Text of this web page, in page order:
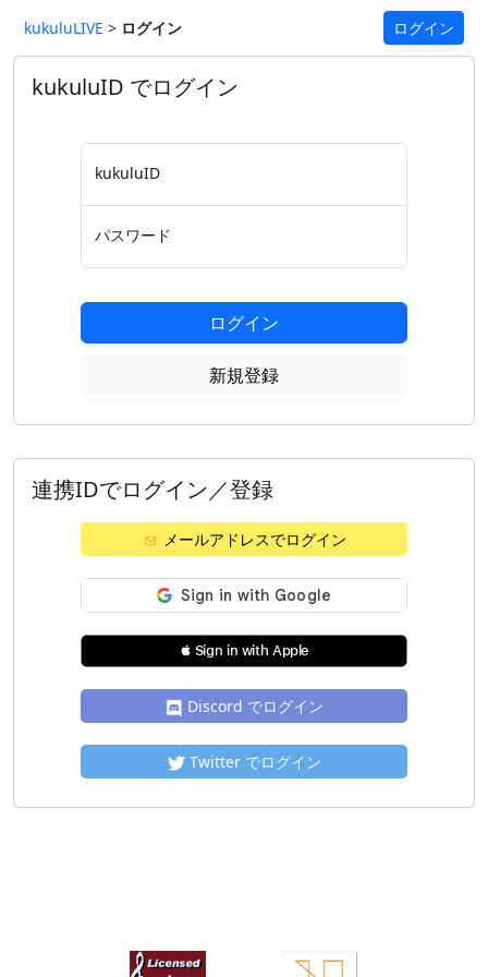
kukuluLIVE > ログイン ログイン
kukuluID でログイン
kukuluID
パスワード
ログイン
新規登録
連携IDでログイン／登録
メールアドレスでログイン
 Sign in with Apple
Discord でログイン
Twitter でログイン